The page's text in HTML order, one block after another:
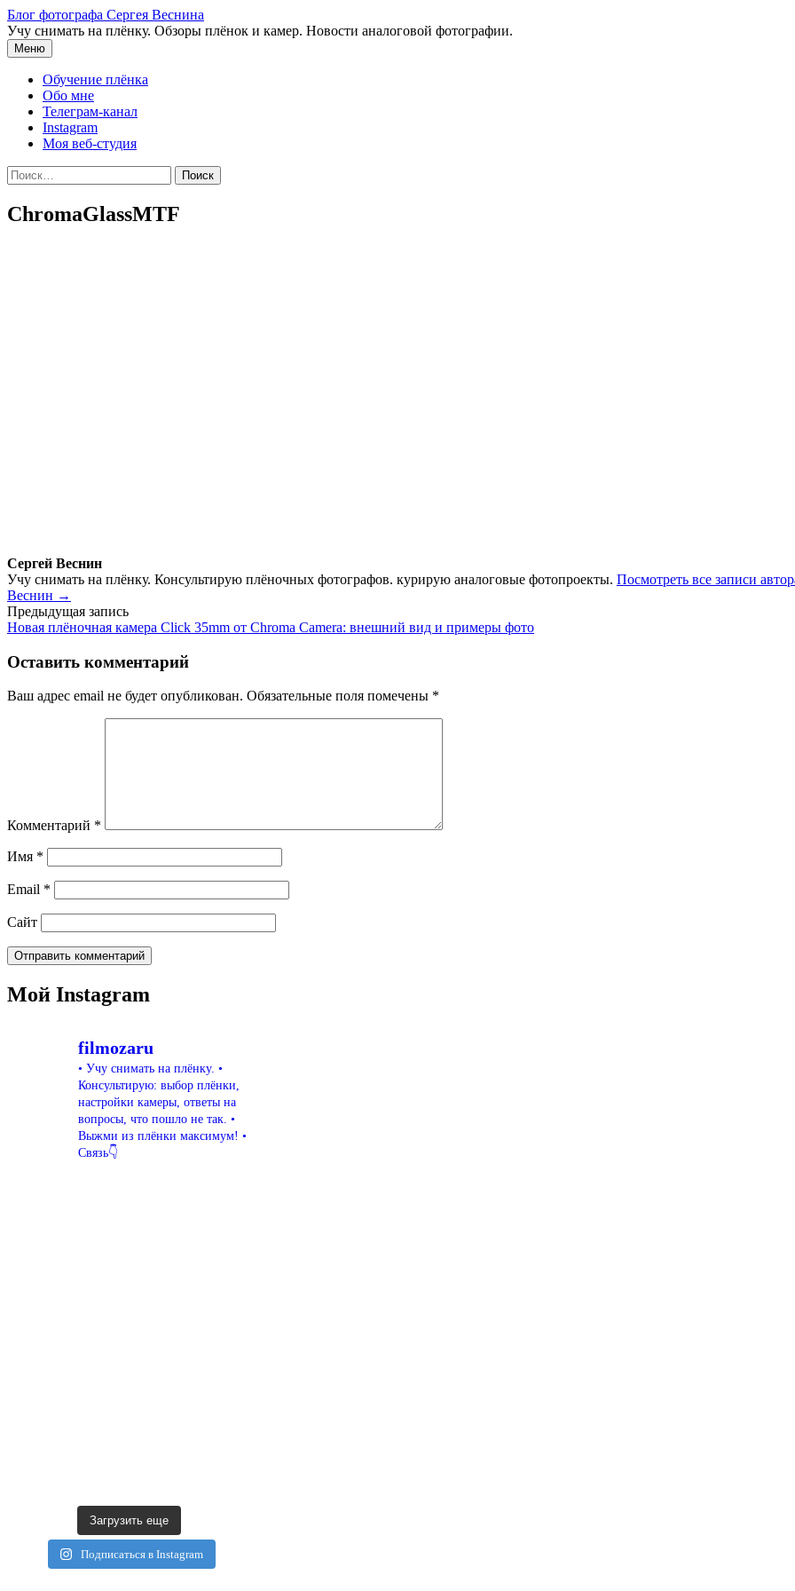
Перейти
к
содержимому
Блог фотографа Сергея Веснина
Учу снимать на плёнку. Обзоры плёнок и камер. Новости аналоговой фотографии.
Меню
Обучение плёнка
Обо мне
Телеграм-канал
Instagram
Моя веб-студия
Найти:
ChromaGlassMTF
Сергей Веснин
Учу снимать на плёнку. Консультирую плёночных фотографов. курирую аналоговые фотопроекты. Посмотреть все записи
Веснин →
Навигация
по
записям
Предыдущая запись
Новая плёночная камера Click 35mm от Chroma Camera: внешний вид и примеры фото
Оставить комментарий
Ваш адрес email не будет опубликован. Обязательные поля помечены *
Комментарий *
Имя *
Email *
Сайт
Мой Instagram
filmozaru
• Учу снимать на плёнку. •
Консультирую: выбор плёнки,
настройки камеры, ответы на
вопросы, что пошло не так. •
Выжми из плёнки максимум! •
Связь👇
Загрузить еще
Подписаться в Instagram